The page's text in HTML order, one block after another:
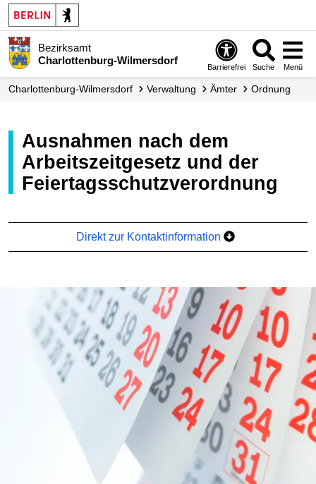
Bezirksamt
Charlottenburg-Wilmersdorf
Barrierefrei Suche Menü
Charlottenburg-Wilmersdorf Verwaltung Ämter Ordnung
Ausnahmen nach dem
Arbeitszeitgesetz und der
Feiertagsschutzverordnung
Direkt zur Kontaktinformation